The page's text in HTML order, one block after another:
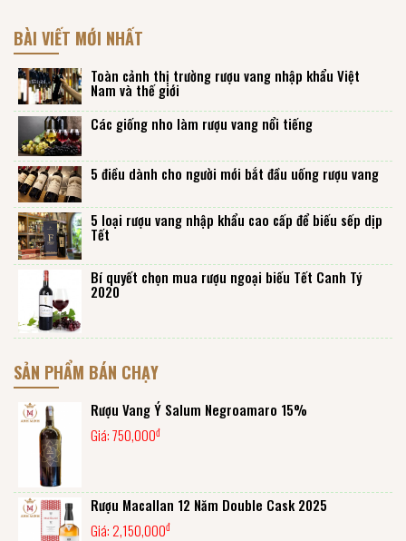
BÀI VIẾT MỚI NHẤT
Toàn cảnh thị trường rượu vang nhập khẩu Việt
Nam và thế giới
Các giống nho làm rượu vang nổi tiếng
5 điều dành cho người mới bắt đầu uống rượu vang
5 loại rượu vang nhập khẩu cao cấp để biếu sếp dịp
Tết
Bí quyết chọn mua rượu ngoại biếu Tết Canh Tý
2020
SẢN PHẨM BÁN CHẠY
Rượu Vang Ý Salum Negroamaro 15%
Giá:750,000đ
Rượu Macallan 12 Năm Double Cask 2025
Giá: 2,150,000đ